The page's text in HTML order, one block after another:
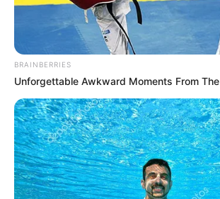
BRAINBERRIES
Unforgettable Awkward Moments From